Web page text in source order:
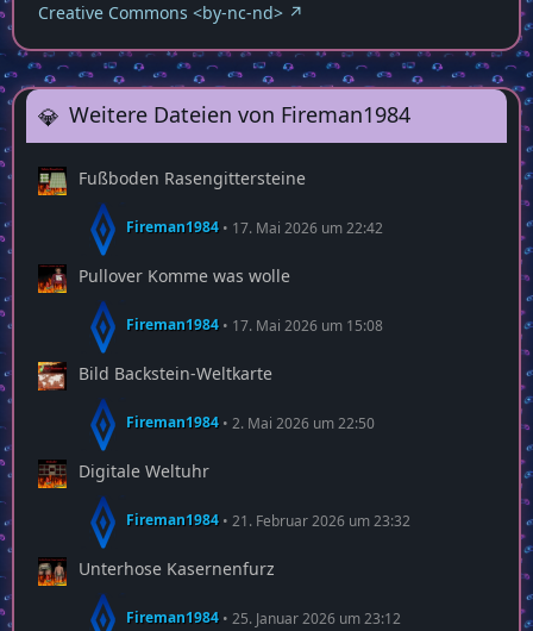
Creative Commons <by-nc-nd>
Weitere Dateien von Fireman1984
Fußboden Rasengittersteine
Fireman1984 17. Mai 2026 um 22:42
Pullover Komme was wolle
Fireman1984 17. Mai 2026 um 15:08
Bild Backstein-Weltkarte
Fireman1984 2. Mai 2026 um 22:50
Digitale Weltuhr
Fireman1984 21. Februar 2026 um 23:32
Unterhose Kasernenfurz
Fireman1984 25. Januar 2026 um 23:12